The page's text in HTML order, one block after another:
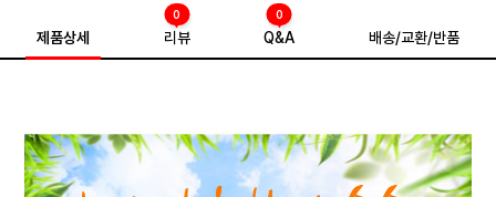
제품상세 리뷰
0
Q&A
0
배송/교환/반품